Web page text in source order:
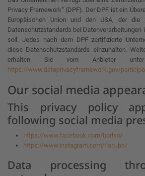
Privacy Framework“ (DPF). Der DPF ist ein
Europäischen Union und den USA, der die
Datenschutzstandards bei Datenverarbeitungen
soll. Jedes nach dem DPF zertifizierte
diese Datenschutzstandards einzuhalten.
erhalten Sie vom Anbieter
https://www.dataprivacyframework.gov/
Our social media
This privacy policy
following social media
https://www.facebook.com/bbrlso/
https://www.instagram.com/rlso_bb/
Data processing